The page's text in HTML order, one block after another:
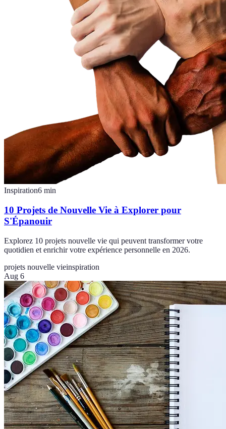
Inspiration6 min
10 Projets de Nouvelle Vie à Explorer pour
S'Épanouir
Explorez 10 projets nouvelle vie qui peuvent transformer votre
quotidien et enrichir votre expérience personnelle en 2026.
projets nouvelle vieinspiration
Aug 6